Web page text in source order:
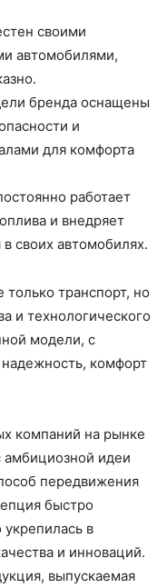
своими
автомобилями,
бренда оснащены
и
для комфорта
работает
и внедряет
своих автомобилях.
только транспорт, но
и технологического
модели, с
комфорт
компаний на рынке
амбициозной идеи
передвижения
быстро
укрепилась в
и инноваций.
выпускаемая